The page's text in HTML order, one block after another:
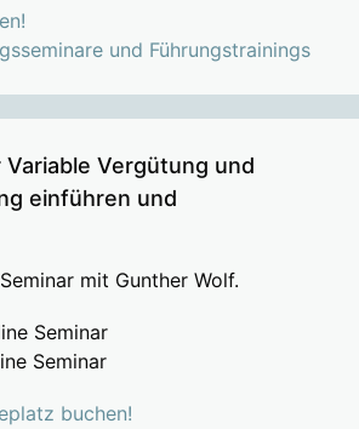
und Führungstrainings
Variable Vergütung und
einführen und
mit Gunther Wolf.
Seminar
Seminar
buchen!